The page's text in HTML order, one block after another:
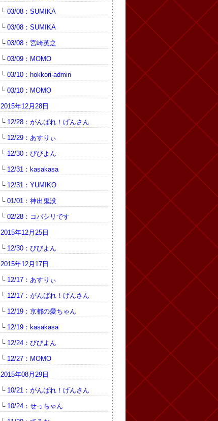
└ 03/08：SUMIKA
└ 03/08：SUMIKA
└ 03/08：宮崎英之
└ 03/09：MOMO
└ 03/10：hokkori-admin
└ 03/10：MOMO
2015年12月28日
└ 12/28：がんばれ！げんさん
└ 12/29：あすりぃ
└ 12/30：びびよん
└ 12/31：kasakasa
└ 12/31：YUMIKO
└ 01/01：神出鬼没
└ 02/28：コバシリです
2015年12月25日
└ 12/30：びびよん
2015年12月17日
└ 12/17：あすりぃ
└ 12/17：がんばれ！げんさん
└ 12/19：京都の愛ちゃん
└ 12/19：kasakasa
└ 12/24：びびよん
└ 12/27：MOMO
2015年08月29日
└ 10/21：がんばれ！げんさん
└ 10/24：せっちゃん